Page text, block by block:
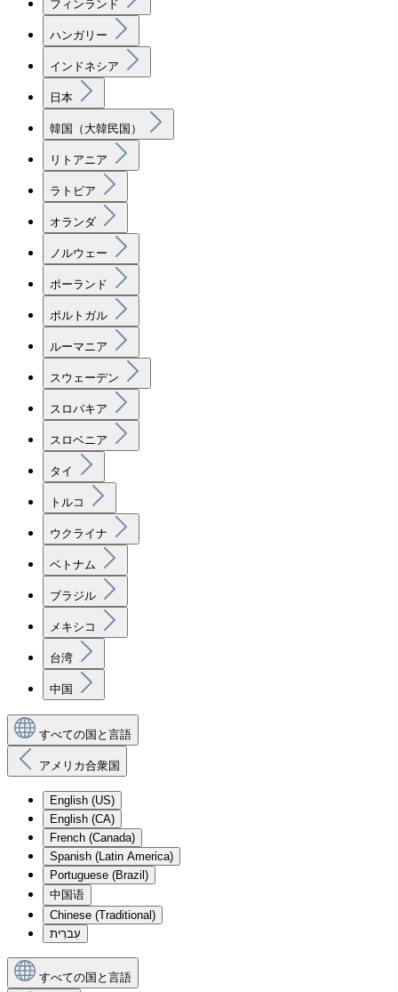
フィンランド
ハンガリー
インドネシア
日本
韓国（大韓民国）
リトアニア
ラトビア
オランダ
ノルウェー
ポーランド
ポルトガル
ルーマニア
スウェーデン
スロバキア
スロベニア
タイ
トルコ
ウクライナ
ベトナム
ブラジル
メキシコ
台湾
中国
すべての国と言語
アメリカ合衆国
English (US)
English (CA)
French (Canada)
Spanish (Latin America)
Portuguese (Brazil)
中国语
Chinese (Traditional)
עִברִית
すべての国と言語